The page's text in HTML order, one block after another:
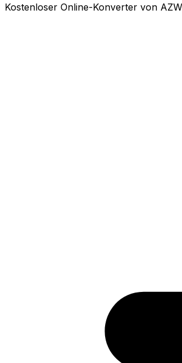
Kostenloser Online-Konverter von